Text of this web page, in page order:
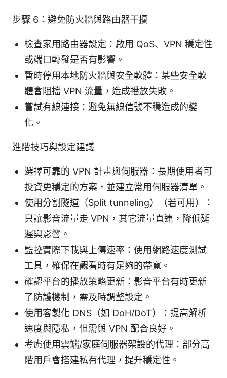
步驟 6：避免防火牆與路由器干擾
檢查家用路由器設定：啟用 QoS、VPN 穩定性
或端口轉發是否有影響。
暫時停用本地防火牆與安全軟體：某些安全軟
體會阻擋 VPN 流量，造成播放失敗。
嘗試有線連接：避免無線信號不穩造成的變
化。
進階技巧與設定建議
選擇可靠的 VPN 計畫與伺服器：長期使用者可
投資更穩定的方案，並建立常用伺服器清單。
使用分割隧道（Split tunneling）（若可用）：
只讓影音流量走 VPN，其它流量直連，降低延
遲與影響。
監控實際下載與上傳速率：使用網路速度測試
工具，確保在觀看時有足夠的帶寬。
確認平台的播放策略更新：影音平台有時更新
了防護機制，需及時調整設定。
使用客製化 DNS（如 DoH/DoT）：提高解析
速度與隱私，但需與 VPN 配合良好。
考慮使用雲端/家庭伺服器架設的代理：部分高
階用戶會搭建私有代理，提升穩定性。